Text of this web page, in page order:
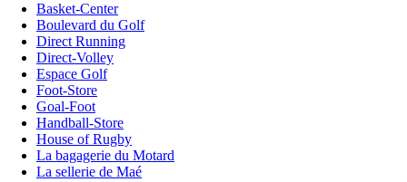
Basket-Center
Boulevard du Golf
Direct Running
Direct-Volley
Espace Golf
Foot-Store
Goal-Foot
Handball-Store
House of Rugby
La bagagerie du Motard
La sellerie de Maé